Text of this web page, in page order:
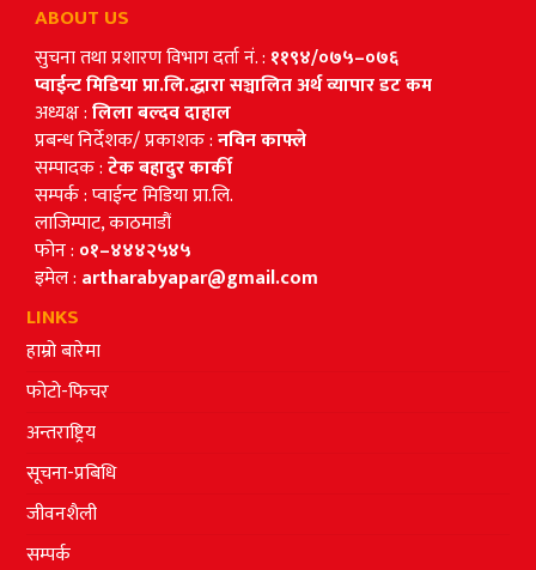
ABOUT US
सुचना तथा प्रशारण विभाग दर्ता नं. : ११९४/०७५–०७६
प्वाईन्ट मिडिया प्रा.लि.द्धारा सञ्चालित अर्थ व्यापार डट कम
अध्यक्ष :लिला बल्दव दाहाल
प्रबन्ध निर्देशक/ प्रकाशक :नविन काफ्ले
सम्पादक :टेक बहादुर कार्की
सम्पर्क : प्वाईन्ट मिडिया प्रा.लि.
लाजिम्पाट, काठमाडौं
फोन : ०१–४४४२५४५
इमेल : artharabyapar@gmail.com
LINKS
हाम्रो बारेमा
फोटो-फिचर
अन्तराष्ट्रिय
सूचना-प्रबिधि
जीवनशैली
सम्पर्क